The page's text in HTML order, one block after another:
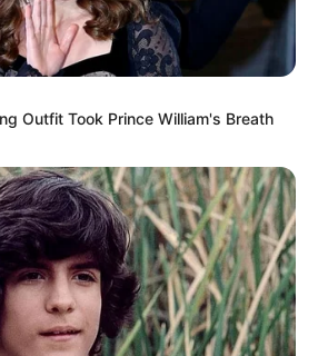
Outfit Took Prince William's Breath